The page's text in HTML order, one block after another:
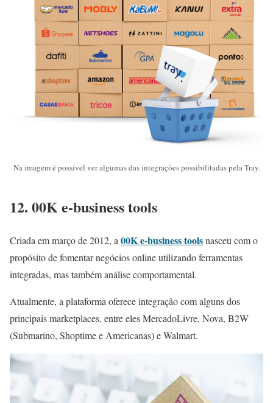
Na imagem é possível ver algumas das integrações possibilitadas pela Tray.
12. 00K e-business tools
Criada em março de 2012, a 00K e-business toolsnasceu com o
propósito de fomentar negócios online utilizando ferramentas
integradas, mas também análise comportamental.
Atualmente, a plataforma oferece integração com alguns dos
principais marketplaces, entre eles MercadoLivre, Nova, B2W
(Submarino, Shoptime e Americanas) e Walmart.